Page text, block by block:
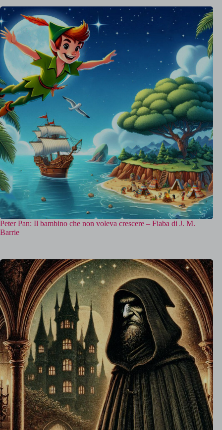
Peter Pan: Il bambino che non voleva crescere – Fiaba di J. M.
Barrie